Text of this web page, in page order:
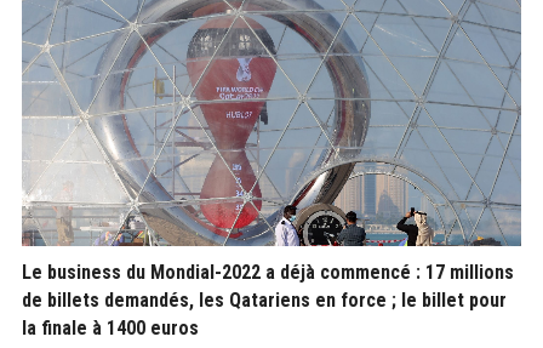
Le business du Mondial-2022 a déjà commencé : 17 millions
de billets demandés, les Qatariens en force ; le billet pour
la finale à 1400 euros